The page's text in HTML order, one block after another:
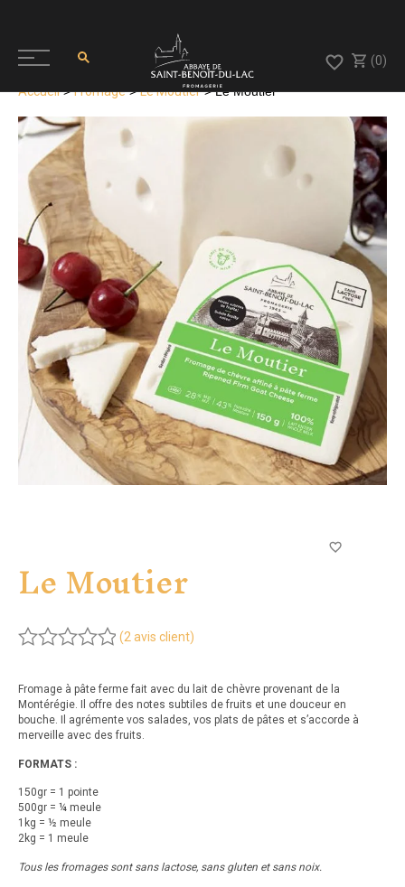
(0)
Accueil>Fromage>Le Moutier> Le Moutier
Le Moutier
sur 5
basé sur
2
notations
client
(2avis client)
Fromage à pâte ferme fait avec du lait de chèvre provenant de la
Montérégie. Il offre des notes subtiles de fruits et une douceur en
bouche. Il agrémente vos salades, vos plats de pâtes et s’accorde à
merveille avec des fruits.
FORMATS :
150gr = 1 pointe
500gr = ¼ meule
1kg = ½ meule
2kg = 1 meule
Tous les fromages sont sans lactose, sans gluten et sans noix.